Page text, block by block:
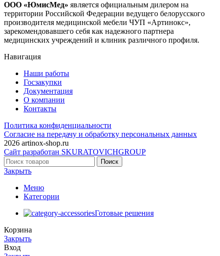
ООО «ЮмисМед» является официальным дилером на
территории Российской Федерации ведущего белорусского
производителя медицинской мебели ЧУП «Артинокс»,
зарекомендовавшего себя как надежного партнера
медицинских учреждений и клиник различного профиля.
Навигация
Наши работы
Госзакупки
Документация
О компании
Контакты
Политика конфиденциальности
Согласие на передачу и обработку персональных данных
2026 artinox-shop.ru
Сайт разработан SKURATOVICHGROUP
Поиск
Закрыть
Меню
Категории
Готовые решения
Корзина
Закрыть
Вход